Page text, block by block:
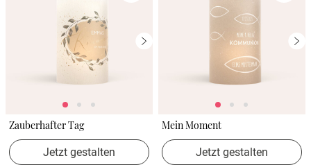
Zauberhafter Tag
Jetzt gestalten
Mein Moment
Jetzt gestalten